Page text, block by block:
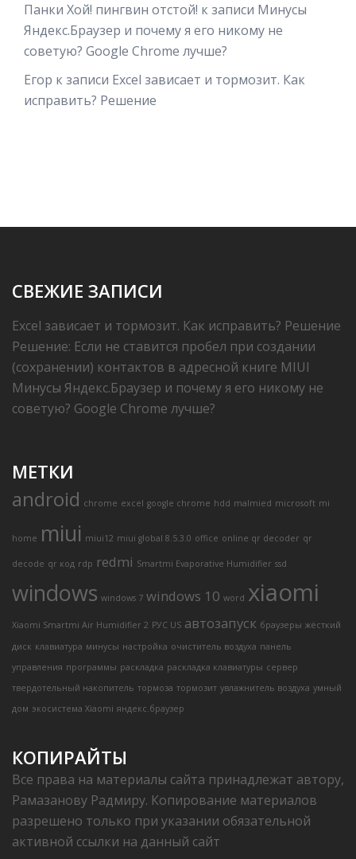
Панки Хой! пингвин отстой! к записи Минусы
Яндекс.Браузер и почему я его никому не
советую? Google Chrome лучше?
Егор к записи Excel зависает и тормозит. Как
исправить? Решение
СВЕЖИЕ ЗАПИСИ
Excel зависает и тормозит. Как исправить? Решение
Решение: Если не ставится пробел при создании
(сохранении) контактов в адресной книге MIUI
Минусы Яндекс.Браузер и почему я его никому не
советую? Google Chrome лучше?
МЕТКИ
android chrome excel google chrome hdd malmied microsoft mi
home miui miui12 miui global 8.5.3.0 office online qr decoder qr
decode qr код rdp redmi Smartmi Evaporative Humidifier ssd
windows windows 7 windows 10 word xiaomi
Xiaomi Smartmi Air Humidifier 2 РУС US автозапуск браузеры жёсткий
диск клавиатура минусы настройка очиститель воздуха панель
управления программы раскладка раскладка клавиатуры сервер
твердотельный накопитель тормоза тормозит увлажнитель воздуха умный
дом экосистема Xiaomi яндекс.браузер
КОПИРАЙТЫ
Все права на материалы сайта принадлежат автору,
Рамазанову Радмиру. Копирование материалов
разрешено только при указании обязательной
активной ссылки на данный сайт